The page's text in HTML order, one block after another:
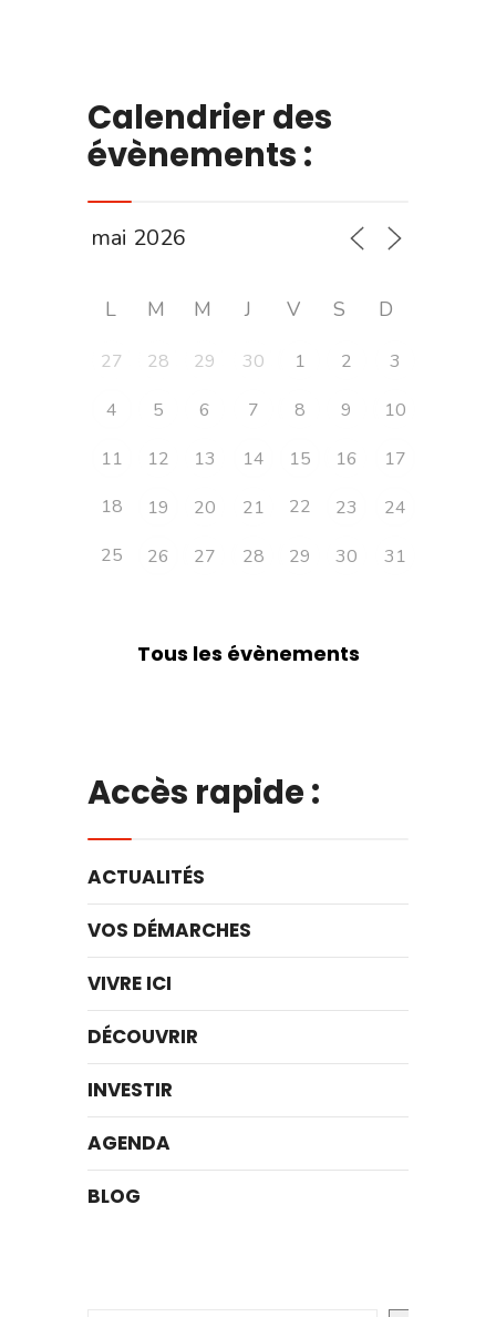
Calendrier des
évènements :
L M M J V S D
27 28 29 30 1 2
3
4
5 6 7 8 9
10
11
12 13 14 15 16
17
18
19 20 21 22 23
24
25
26 27 28 29 30 31
Tous les évènements
Accès rapide :
ACTUALITÉS
VOS DÉMARCHES
VIVRE ICI
DÉCOUVRIR
INVESTIR
AGENDA
BLOG